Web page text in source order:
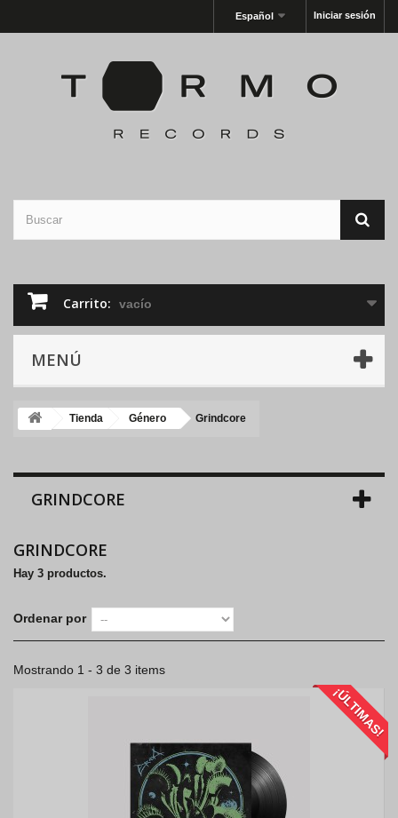
Iniciar sesión
Español
Carrito: vacío
MENÚ
Tienda Género Grindcore
GRINDCORE
GRINDCORE
Hay 3 productos.
Ordenar por
Mostrando 1 - 3 de 3 items
¡ÚLTIMAS!